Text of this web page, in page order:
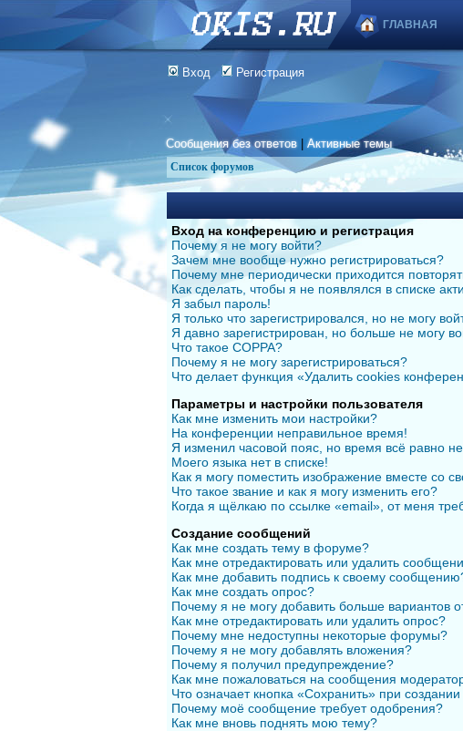
ГЛАВНАЯ
Вход Регистрация
Сообщения без ответов |Активные темы
Список форумов
Вход на конференцию и регистрация
Почему я не могу войти?
Зачем мне вообще нужно регистрироваться?
Почему мне периодически приходится
Как сделать, чтобы я не появлялся в списке
Я забыл пароль!
Я только что зарегистрировался, но не могу
Я давно зарегистрирован, но больше не могу
Что такое COPPA?
Почему я не могу зарегистрироваться?
Что делает функция «Удалить cookies
Параметры и настройки пользователя
Как мне изменить мои настройки?
На конференции неправильное время!
Я изменил часовой пояс, но время всё равно
Моего языка нет в списке!
Как я могу поместить изображение вместе со
Что такое звание и как я могу изменить его?
Когда я щёлкаю по ссылке «email», от меня
Создание сообщений
Как мне создать тему в форуме?
Как мне отредактировать или удалить
Как мне добавить подпись к своему
Как мне создать опрос?
Почему я не могу добавить больше вариантов
Как мне отредактировать или удалить опрос?
Почему мне недоступны некоторые форумы?
Почему я не могу добавлять вложения?
Почему я получил предупреждение?
Как мне пожаловаться на сообщения
Что означает кнопка «Сохранить» при
Почему моё сообщение требует одобрения?
Как мне вновь поднять мою тему?